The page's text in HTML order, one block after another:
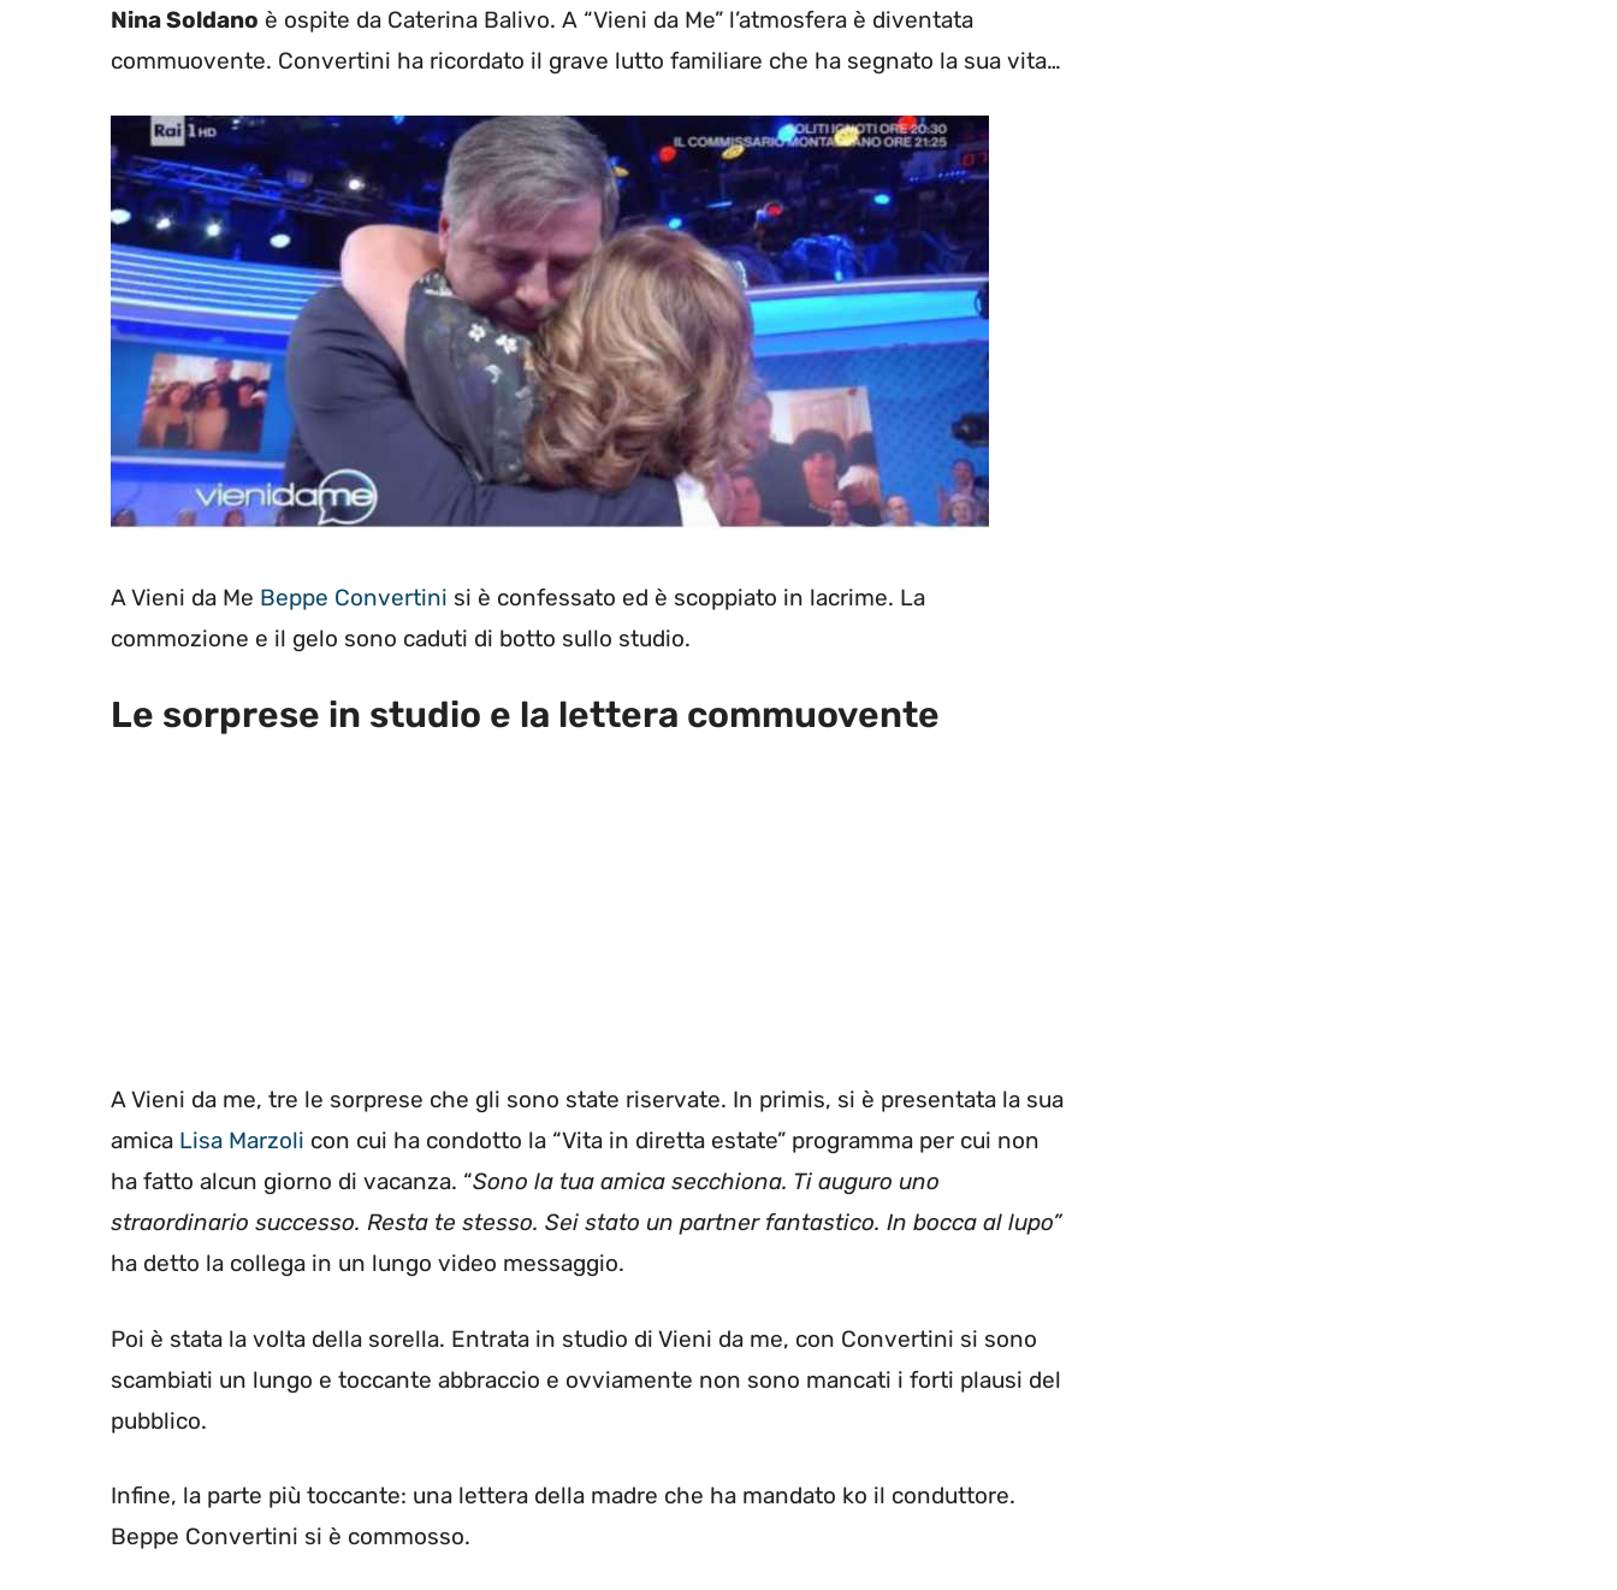
Nina Soldano è ospite da Caterina Balivo. A “Vieni da Me” l’atmosfera è diventata
commuovente. Convertini ha ricordato il grave lutto familiare che ha segnato la sua vita…
A Vieni da Me Beppe Convertini si è confessato ed è scoppiato in lacrime. La
commozione e il gelo sono caduti di botto sullo studio.
Le sorprese in studio e la lettera commuovente
A Vieni da me, tre le sorprese che gli sono state riservate. In primis, si è presentata la sua
amica Lisa Marzoli con cui ha condotto la “Vita in diretta estate” programma per cui non
ha fatto alcun giorno di vacanza. “Sono la tua amica secchiona. Ti auguro uno
straordinario successo. Resta te stesso. Sei stato un partner fantastico. In bocca al lupo”
ha detto la collega in un lungo video messaggio.
Poi è stata la volta della sorella. Entrata in studio di Vieni da me, con Convertini si sono
scambiati un lungo e toccante abbraccio e ovviamente non sono mancati i forti plausi del
pubblico.
Infine, la parte più toccante: una lettera della madre che ha mandato ko il conduttore.
Beppe Convertini si è commosso.